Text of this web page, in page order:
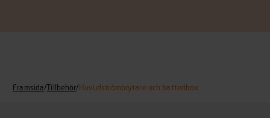
Framsida/ Tillbehör/ Huvudströmbrytare och batteribox